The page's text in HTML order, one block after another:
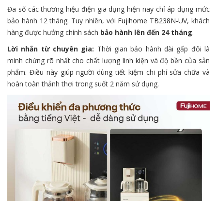
Đa số các thương hiệu điện gia dụng hiện nay chỉ áp dụng mức
bảo hành 12 tháng. Tuy nhiên, với Fujihome TB238N-UV, khách
hàng được hưởng chính sách bảo hành lên đến 24 tháng.
Lời nhắn từ chuyên gia: Thời gian bảo hành dài gấp đôi là
minh chứng rõ nhất cho chất lượng linh kiện và độ bền của sản
phẩm. Điều này giúp người dùng tiết kiệm chi phí sửa chữa và
hoàn toàn thảnh thơi trong suốt 2 năm sử dụng.